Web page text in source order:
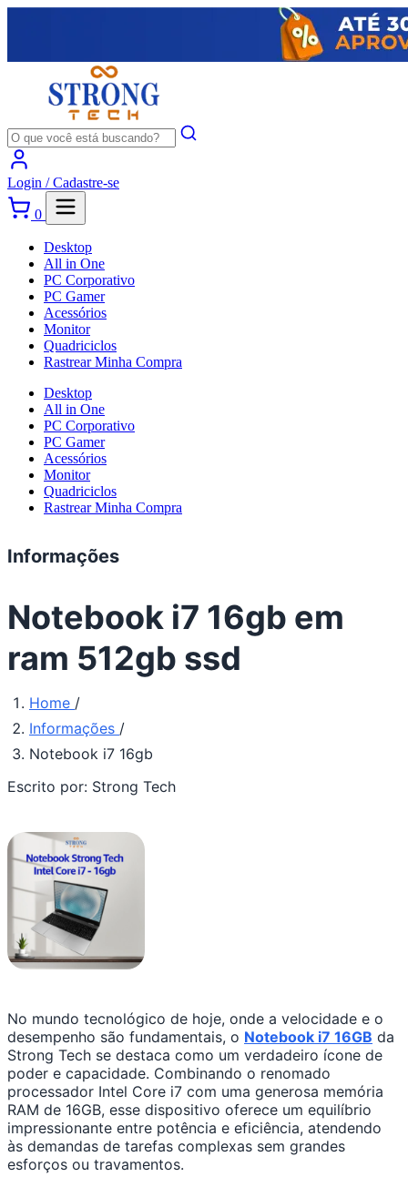
Login /Cadastre-se
0
Desktop
All in One
PC Corporativo
PC Gamer
Acessórios
Monitor
Quadriciclos
Rastrear Minha Compra
Desktop
All in One
PC Corporativo
PC Gamer
Acessórios
Monitor
Quadriciclos
Rastrear Minha Compra
Informações
Notebook i7 16gb em
ram 512gb ssd
Home /
Informações /
Notebook i7 16gb
Escrito por: Strong Tech
No mundo tecnológico de hoje, onde a velocidade e o
desempenho são fundamentais, o Notebook i7 16GB da
Strong Tech se destaca como um verdadeiro ícone de
poder e capacidade. Combinando o renomado
processador Intel Core i7 com uma generosa memória
RAM de 16GB, esse dispositivo oferece um equilíbrio
impressionante entre potência e eficiência, atendendo
às demandas de tarefas complexas sem grandes
esforços ou travamentos.